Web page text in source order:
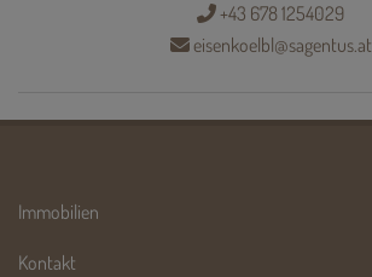
+43 678 1254029
eisenkoelbl@sagentus.at
Immobilien
Kontakt